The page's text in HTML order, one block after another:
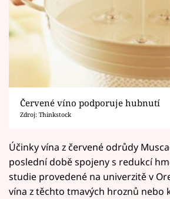
Červené víno podporuje hubnutí
Zdroj: Thinkstock
Účinky vína z červené odrůdy
poslední době spojeny s redukcí
studie provedené na univerzitě v
vína z těchto tmavých hroznů nebo